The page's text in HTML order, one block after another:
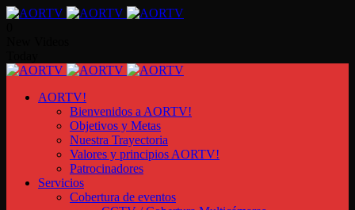
AORTV!
Bienvenidos a AORTV!
Objetivos y Metas
Nuestra Trayectoria
Valores y principios AORTV!
Patrocinadores
Servicios
Cobertura de eventos